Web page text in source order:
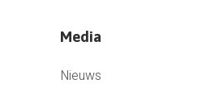
Media
Nieuws